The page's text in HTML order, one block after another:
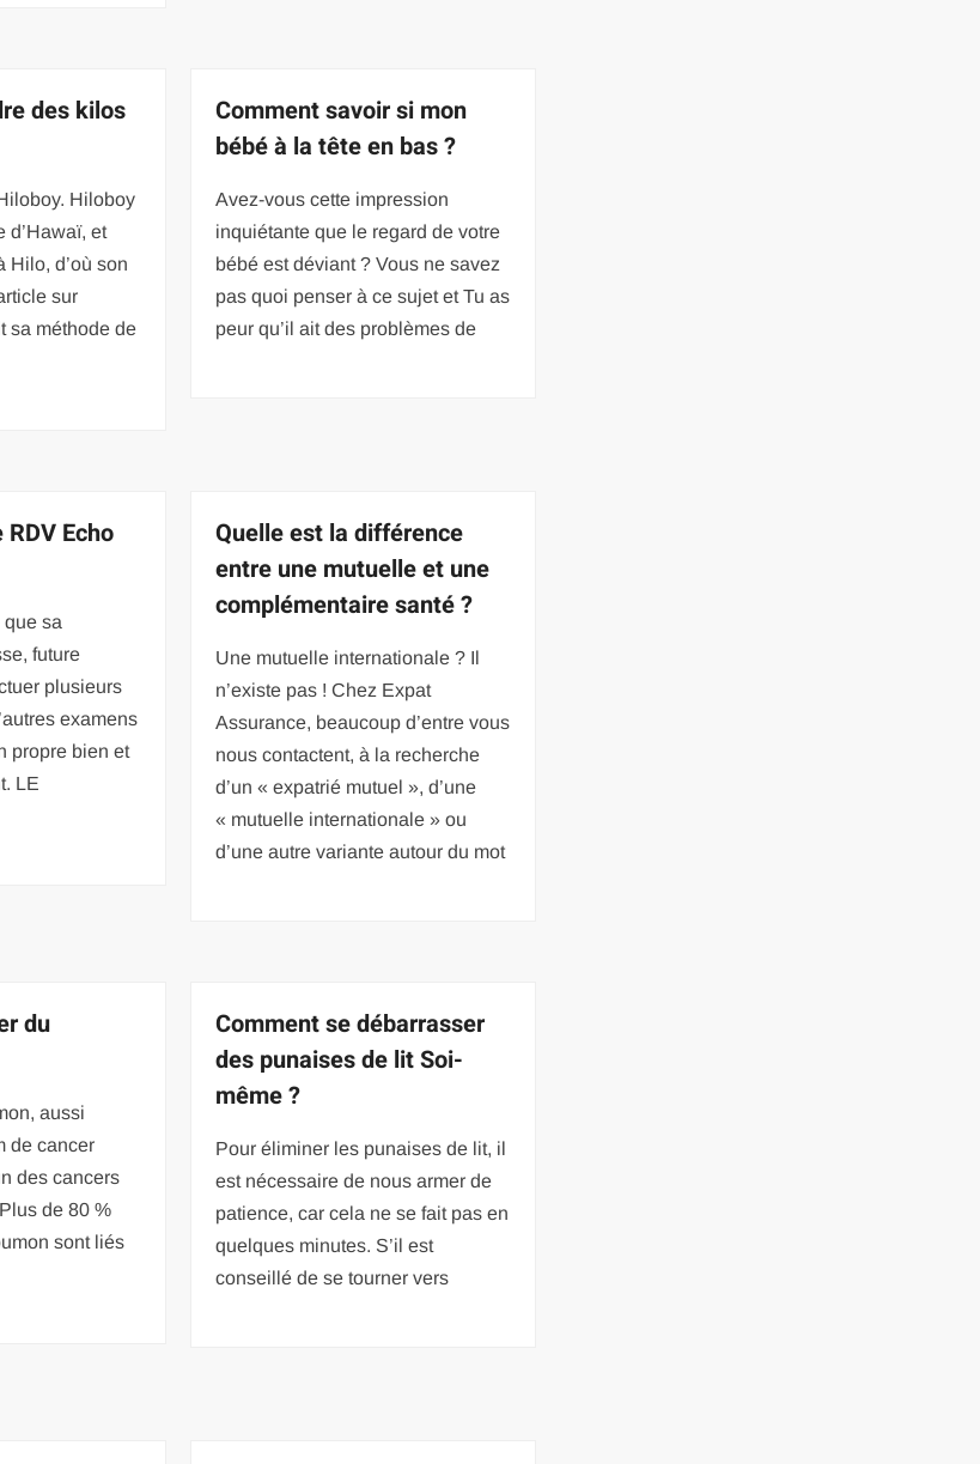
des kilos
Hiloboy
d’Hawaï, et
Hilo, d’où son
sur
sa méthode de
Comment savoir si mon
bébé à la tête en bas ?
Avez-vous cette impression
inquiétante que le regard de votre
bébé est déviant ? Vous ne savez
pas quoi penser à ce sujet et Tu as
peur qu’il ait des problèmes de
Echo
que sa
future
plusieurs
examens
propre bien et
LE
Quelle est la différence
entre une mutuelle et une
complémentaire santé ?
Une mutuelle internationale ? Il
n’existe pas ! Chez Expat
Assurance, beaucoup d’entre vous
nous contactent, à la recherche
d’un « expatrié mutuel », d’une
« mutuelle internationale » ou
d’une autre variante autour du mot
du
aussi
de cancer
des cancers
de 80 %
sont liés
Comment se débarrasser
des punaises de lit Soi-
même ?
Pour éliminer les punaises de lit, il
est nécessaire de nous armer de
patience, car cela ne se fait pas en
quelques minutes. S’il est
conseillé de se tourner vers